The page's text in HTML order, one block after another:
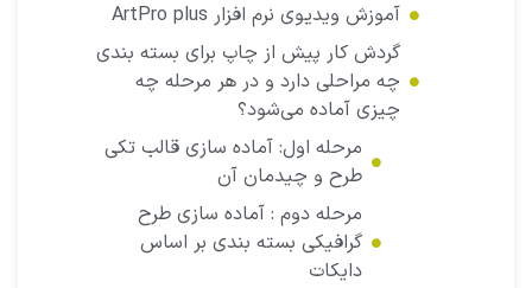
آموزش ویدیوی نرم افزار ArtPro plus
گردش کار پیش از چاپ برای بسته بندی
چه مراحلی دارد و در هر مرحله چه
چیزی آماده می‌شود؟
مرحله اول: آماده سازی قالب تکی
طرح و چیدمان آن
مرحله دوم : آماده سازی طرح
گرافیکی بسته بندی بر اساس
دایکات